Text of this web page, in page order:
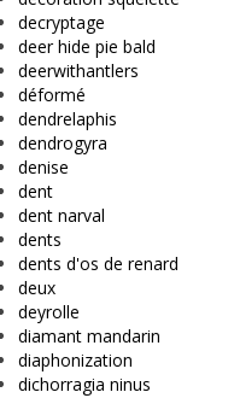
decryptage
deer hide pie bald
deerwithantlers
déformé
dendrelaphis
dendrogyra
denise
dent
dent narval
dents
dents d'os de renard
deux
deyrolle
diamant mandarin
diaphonization
dichorragia ninus